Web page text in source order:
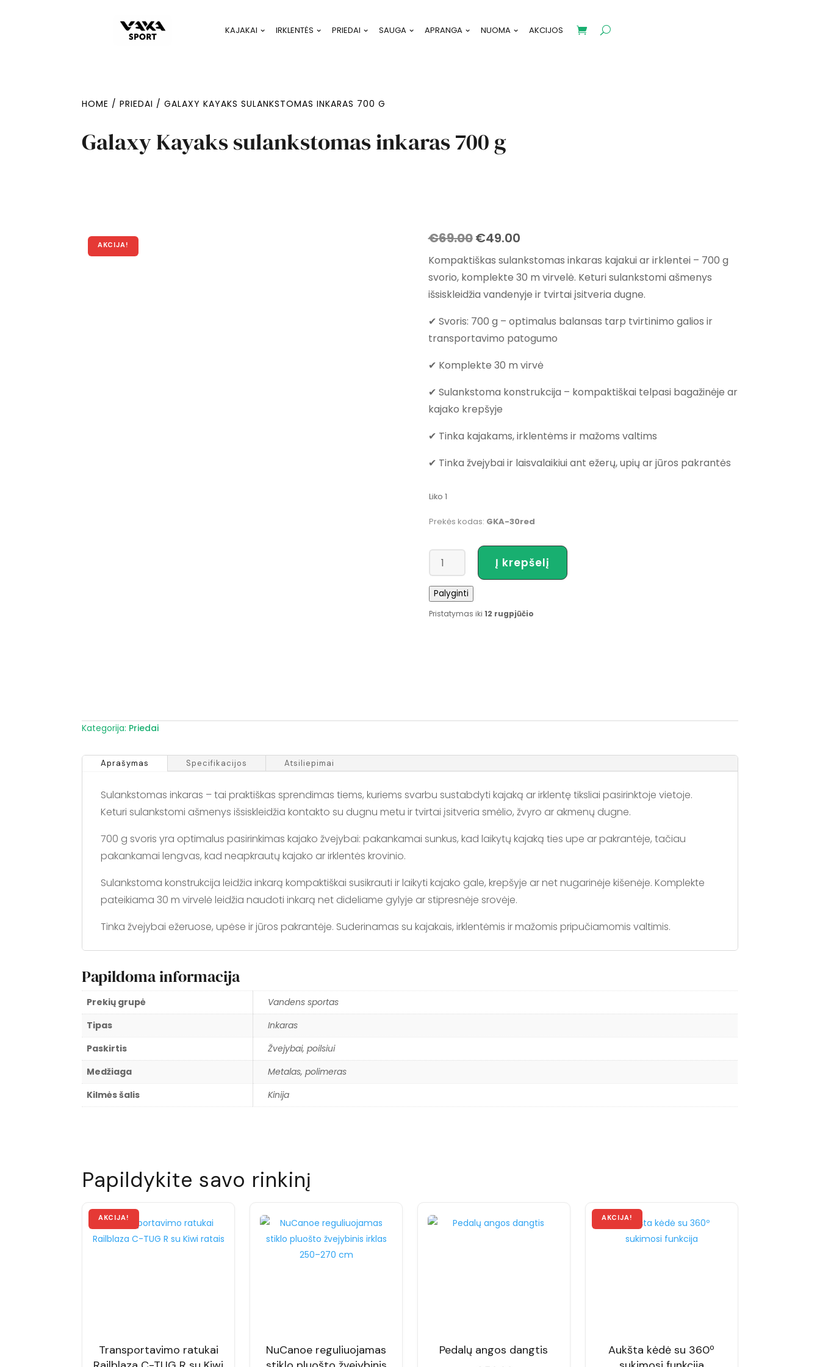
KAJAKAI IRKLENTĖS PRIEDAI SAUGA APRANGA NUOMA AKCIJOS
HOME /PRIEDAI / GALAXY KAYAKS SULANKSTOMAS INKARAS 700 G
Galaxy Kayaks sulankstomas inkaras 700 g
€69.00Original
price
was:
€69.00.
€49.00Current
price
is:
€49.00.
Kompaktiškas sulankstomas inkaras kajakui ar irklentei – 700 g
svorio, komplekte 30 m virvelė. Keturi sulankstomi ašmenys
išsiskleidžia vandenyje ir tvirtai įsitveria dugne.
✔ Svoris: 700 g – optimalus balansas tarp tvirtinimo galios ir
transportavimo patogumo
✔ Komplekte 30 m virvė
✔ Sulankstoma konstrukcija – kompaktiškai telpasi bagažinėje ar
kajako krepšyje
✔ Tinka kajakams, irklentėms ir mažoms valtims
✔ Tinka žvejybai ir laisvalaikiui ant ežerų, upių ar jūros pakrantės
Liko 1
Prekės kodas: GKA-30red
kiekis:
Galaxy
Kayaks
sulankstomas
Į krepšelį
Palyginti
Pristatymas iki 12 rugpjūčio
Kategorija: Priedai
Aprašymas Specifikacijos Atsiliepimai
Sulankstomas inkaras – tai praktiškas sprendimas tiems, kuriems svarbu sustabdyti kajaką ar irklentę tiksliai pasirinktoje vietoje.
Keturi sulankstomi ašmenys išsiskleidžia kontakto su dugnu metu ir tvirtai įsitveria smėlio, žvyro ar akmenų dugne.
700 g svoris yra optimalus pasirinkimas kajako žvejybai: pakankamai sunkus, kad laikytų kajaką ties upe ar pakrantėje, tačiau
pakankamai lengvas, kad neapkrautų kajako ar irklentės krovinio.
Sulankstoma konstrukcija leidžia inkarą kompaktiškai susikrauti ir laikyti kajako gale, krepšyje ar net nugarinėje kišenėje. Komplekte
pateikiama 30 m virvelė leidžia naudoti inkarą net dideliame gylyje ar stipresnėje srovėje.
Tinka žvejybai ežeruose, upėse ir jūros pakrantėje. Suderinamas su kajakais, irklentėmis ir mažomis pripučiamomis valtimis.
Papildoma informacija
Prekių grupė
Vandens sportas
Tipas
Inkaras
Paskirtis
Žvejybai, poilsiui
Medžiaga
Metalas, polimeras
Kilmės šalis
Kinija
Papildykite savo rinkinį
Transportavimo ratukai
NuCanoe reguliuojamas
Pedalų angos dangtis
Aukšta kėdė su 360º